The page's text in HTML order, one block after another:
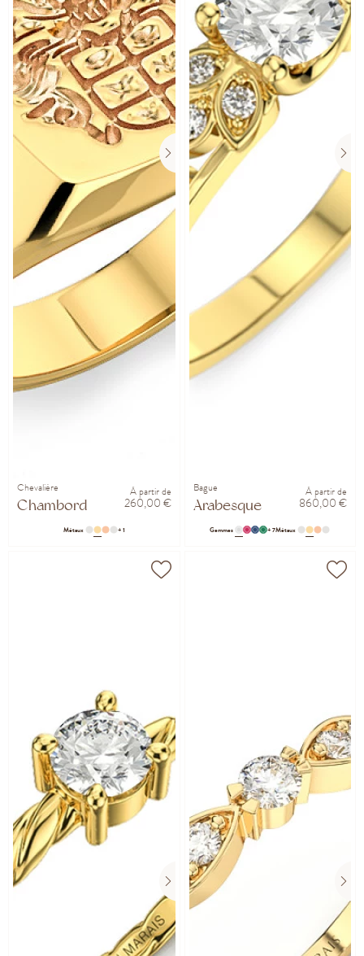
Chevalière
Chambord
À partir de
260,00 €
Métaux + 1
Bague
Arabesque
À partir de
860,00 €
Gemmes + 7Métaux